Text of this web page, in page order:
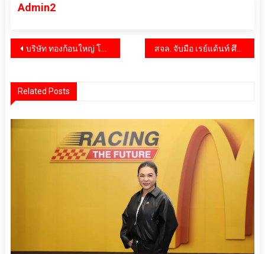
Admin2
แนะแนว
บริษัท ทองก้อนใหญ่ โฮลดิ้ง จำกัด ร่วมสนับสนุนกิจกรรมของกองบัญชาการกองทัพไทย นำนวัตกรรม “Eyetronix” ให้บริการตรวจคัดกรองสมองเสื่อมฟรี ในกิจกรรมจิตอาสาเฉลิมพระเกียรติ สมเด็จพระนางเจ้าฯ พระบรมราชินี สจล. จับมือ เรย์แด้นท์ ศึกษาและจัดตั้งศูนย์ศึกษาพลังงานนิวเคลียร์ ปั้นบุคลากรพลังงานสะอาด รองรับเป้าหมาย Net Zero ของไทย
Related Posts